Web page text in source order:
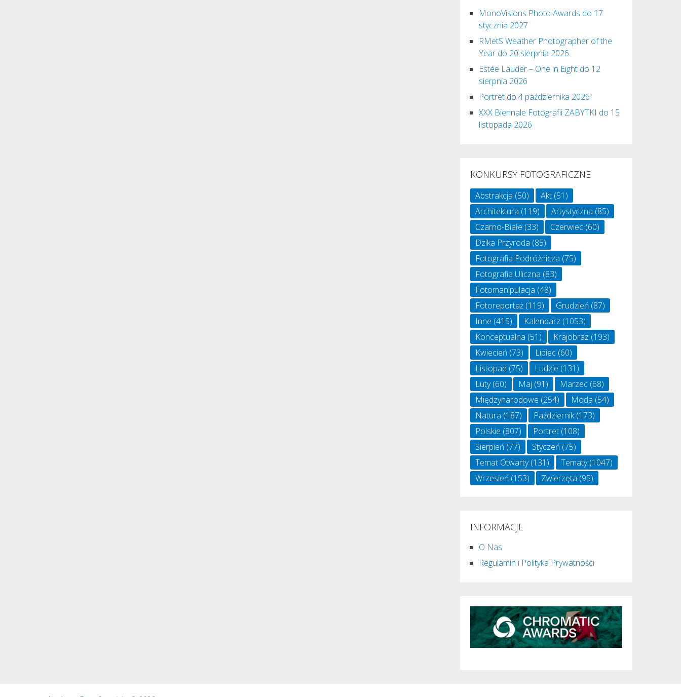
MonoVisions Photo Awards do 17
stycznia 2027
RMetS Weather Photographer of the
Year do 20 sierpnia 2026
Estée Lauder – One in Eight do 12
sierpnia 2026
Portret do 4 października 2026
XXX Biennale Fotografii ZABYTKI do 15
listopada 2026
KONKURSY FOTOGRAFICZNE
Abstrakcja (50) Akt (51)
Architektura (119) Artystyczna (85)
Czarno-Białe (33) Czerwiec (60)
Dzika Przyroda (85)
Fotografia Podróżnicza (75)
Fotografia Uliczna (83)
Fotomanipulacja (48)
Fotoreportaż (119) Grudzień (87)
Inne (415) Kalendarz (1053)
Konceptualna (51) Krajobraz (193)
Kwiecień (73) Lipiec (60)
Listopad (75) Ludzie (131)
Luty(60) Maj (91) Marzec (68)
Międzynarodowe (254) Moda (54)
Natura (187) Październik(173)
Polskie (807) Portret (108)
Sierpień (77) Styczeń (75)
Temat Otwarty(131) Tematy(1047)
Wrzesień (153) Zwierzęta (95)
INFORMACJE
O Nas
Regulamin i Polityka Prywatności